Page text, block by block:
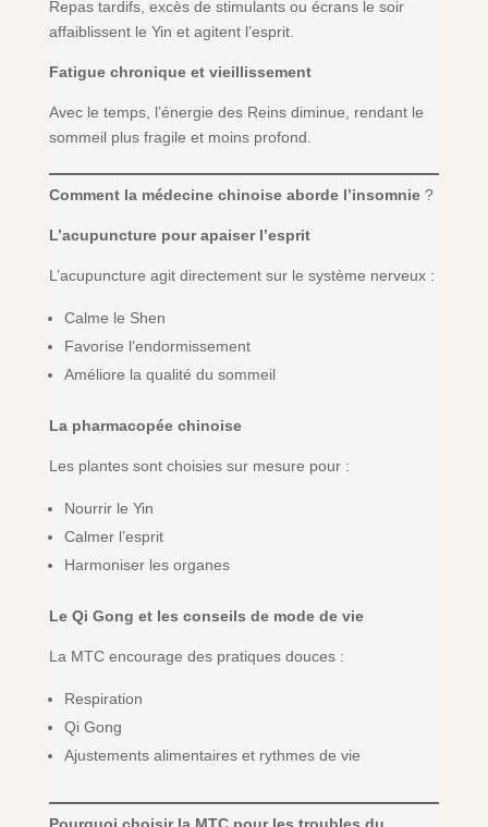
Repas tardifs, excès de stimulants ou écrans le soir
affaiblissent le Yin et agitent l’esprit.
Fatigue chronique et vieillissement
Avec le temps, l’énergie des Reins diminue, rendant le
sommeil plus fragile et moins profond.
Comment la médecine chinoise aborde l’insomnie?
L’acupuncture pour apaiser l’esprit
L’acupuncture agit directement sur le système nerveux :
Calme le Shen
Favorise l’endormissement
Améliore la qualité du sommeil
La pharmacopée chinoise
Les plantes sont choisies sur mesure pour :
Nourrir le Yin
Calmer l’esprit
Harmoniser les organes
Le Qi Gong et les conseils de mode de vie
La MTC encourage des pratiques douces :
Respiration
Qi Gong
Ajustements alimentaires et rythmes de vie